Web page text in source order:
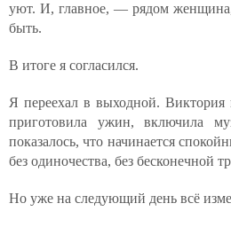
уют. И, главное, — рядом
быть.
В итоге я согласился.
Я переехал в выходной. Виктория
приготовила ужин, включила
показалось, что начинается
без одиночества, без бесконечной
Но уже на следующий день всё